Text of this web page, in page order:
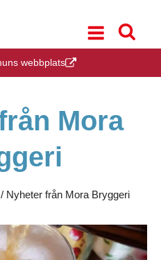
webbplats
Mora
/ Nyheter från Mora Bryggeri